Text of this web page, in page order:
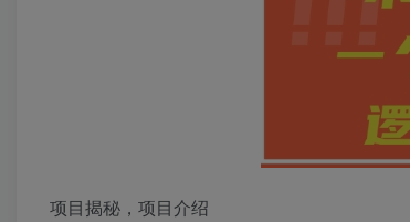
项目揭秘，项目介绍